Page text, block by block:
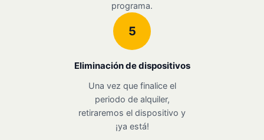
programa.
5
Eliminación de dispositivos
Una vez que finalice el
periodo de alquiler,
retiraremos el dispositivo y
¡ya está!